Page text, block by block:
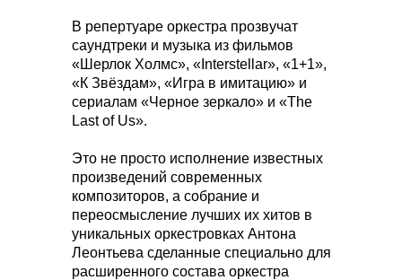
В репертуаре оркестра прозвучат
саундтреки и музыка из фильмов
«Шерлок Холмс», «Interstellar», «1+1»,
«К Звёздам», «Игра в имитацию» и
сериалам «Черное зеркало» и «The
Last of Us».
Это не просто исполнение известных
произведений современных
композиторов, а собрание и
переосмысление лучших их хитов в
уникальных оркестровках Антона
Леонтьева сделанные специально для
расширенного состава оркестра